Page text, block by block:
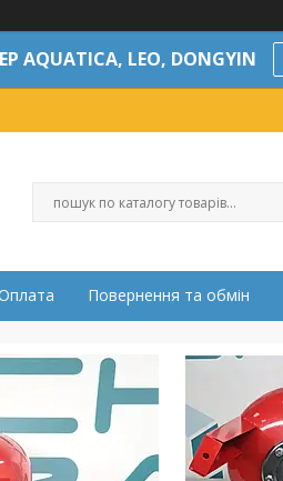
LEO, DONGYIN
Повернення та обмін